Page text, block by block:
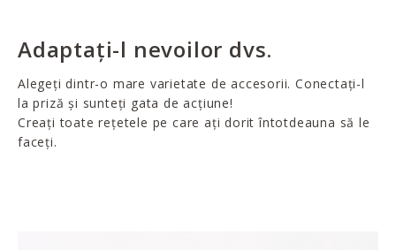
Adaptați-l nevoilor dvs.
Alegeți dintr-o mare varietate de accesorii. Conectați-l
la priză și sunteți gata de acțiune!
Creați toate rețetele pe care ați dorit întotdeauna să le
faceți.